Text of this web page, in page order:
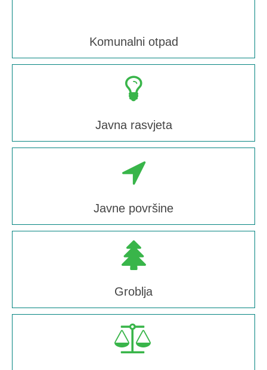
Komunalni otpad
Javna rasvjeta
Javne površine
Groblja